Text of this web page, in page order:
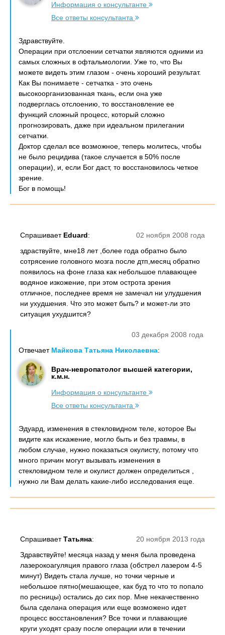
Информация о консультанте
Все ответы консультанта
Здравствуйте.
Операции при отслоении сетчатки являются одними из
самых сложных в офтальмологии. Уже то, что Вы
можете видеть этим глазом - очень хороший результат.
Как Вы понимаете - сетчатка - это очень
высокоорганизованная ткань, если она уже
подверглась отслоению, то восстановление ее
функций сложный процесс, который сложно
прогнозировать, даже при идеальном прилегании
сетчатки.
Доктор сделал все возможное, теперь молитесь, чтобы
не было рецидива (такое случается в 50% после
операции), и, если Бог даст, то восстановилось четкое
зрение.
Бог в помощь!
02 ноября 2008 года
Спрашивает Eduard:
здраствуйте, мне18 лет ,более года обратно было
сотрясение головного мозга после дтп,месяц обратно
появилось на фоне глаза как небольшое плавающее
водяное изкожение, при этом острота зрения
отличное, последнее время не замечал ни улудшения
ни ухудшения. Что это может быть? и может-ли это
ситуация ухудшится?
03 декабря 2008 года
Отвечает Майкова Татьяна Николаевна:
Врач-невропатолог высшей категории,
к.м.н.
Информация о консультанте
Все ответы консультанта
Эдуард, изменения в стекловидном теле, которое Вы
видите как искажение, могло быть и без травмы, в
любом случае, нужно показаться окулисту, потому что
много причин могут вызывать изменения в
стекловидном теле и окулист должен определиться ,
нужно ли Вам делать какие-либо исследования еще.
20 ноября 2013 года
СпрашиваетТатьяна:
Здравствуйте! месяца назад у меня была проведена
лазерокоагуляция правого глаза (обстрел лазером 4-5
минут) Видеть стала лучше, но точки черные и
небольшое пятно(мешающее, как буд то что то попало
по ресницы) остались до сих пор. Мне некачественно
была сделана операция или еще возможено идет
процесс восстановления? Все точки и плавающие
круги уходят сразу после операции или в течении